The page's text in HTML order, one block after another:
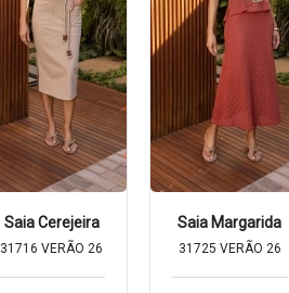
Saia Cerejeira
31716 VERÃO 26
Saia Margarida
31725 VERÃO 26